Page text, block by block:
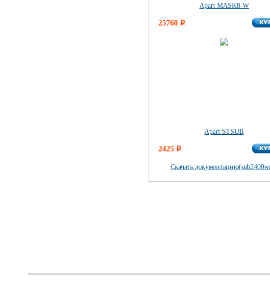
Apart MASK8-W
25760 i
Apart STSUB
2425 i
Скачать